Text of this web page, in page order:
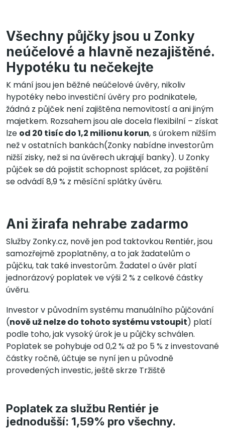
Všechny půjčky jsou u Zonky
neúčelové a hlavně nezajištěné.
Hypotéku tu nečekejte
K mání jsou jen běžné neúčelové úvěry, nikoliv
hypotéky nebo investiční úvěry pro podnikatele,
žádná z půjček není zajištěna nemovitostí a ani jiným
majetkem. Rozsahem jsou ale docela flexibilní – získat
lze od 20 tisíc do 1,2 milionu korun, s úrokem nižším
než v ostatních bankách(Zonky nabídne investorům
nižší zisky, než si na úvěrech ukrajují banky). U Zonky
půjček se dá pojistit schopnost splácet, za pojištění
se odvádí 8,9 % z měsíční splátky úvěru.
Ani žirafa nehrabe zadarmo
Služby Zonky.cz, nově jen pod taktovkou Rentiér, jsou
samozřejmě zpoplatněny, a to jak žadatelům o
půjčku, tak také investorům. Žadatel o úvěr platí
jednorázový poplatek ve výši 2 % z celkové částky
úvěru.
Investor v původním systému manuálního půjčování
(nově už nelze do tohoto systému vstoupit) platí
podle toho, jak vysoký úrok je u půjčky schválen.
Poplatek se pohybuje od 0,2 % až po 5 % z investované
částky ročně, účtuje se nyní jen u původně
provedených investic, ještě skrze Tržiště
Poplatek za službu Rentiér je
jednodušší: 1,59% pro všechny.